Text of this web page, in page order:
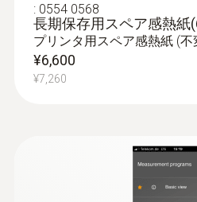
: 0554 0568
長期保存用スペア感熱紙
プリンタ用スペア感熱紙 (
¥6,600
¥7,260